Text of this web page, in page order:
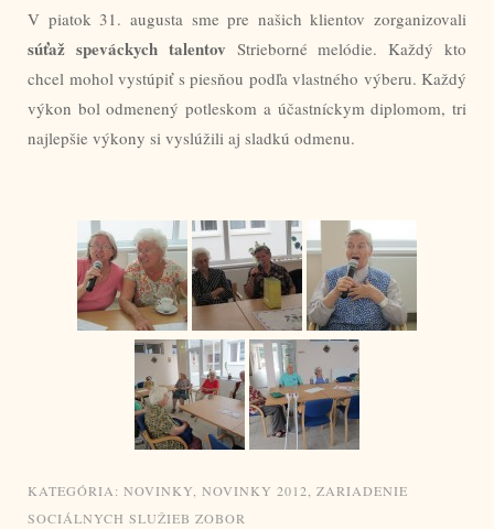
V piatok 31. augusta sme pre našich klientov zorganizovali
súťaž speváckych talentov Strieborné melódie. Každý kto
chcel mohol vystúpiť s piesňou podľa vlastného výberu. Každý
výkon bol odmenený potleskom a účastníckym diplomom, tri
najlepšie výkony si vyslúžili aj sladkú odmenu.
KATEGÓRIA: NOVINKY, NOVINKY 2012, ZARIADENIE
SOCIÁLNYCH SLUŽIEB ZOBOR